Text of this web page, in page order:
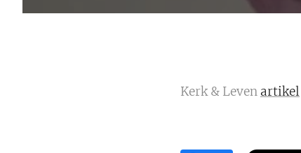
Kerk & Leven artikel